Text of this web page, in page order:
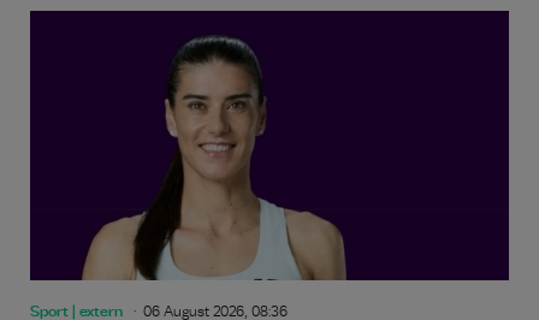
Sport | extern 06 August 2026, 08:36